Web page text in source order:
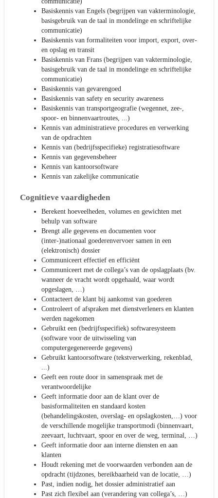
Basiskennis van Engels (begrijpen van vakterminologie,
basisgebruik van de taal in mondelinge en schriftelijke
communicatie)
Basiskennis van formaliteiten voor import, export, over-
en opslag en transit
Basiskennis van Frans (begrijpen van vakterminologie,
basisgebruik van de taal in mondelinge en schriftelijke
communicatie)
Basiskennis van gevarengoed
Basiskennis van safety en security awareness
Basiskennis van transportgeografie (wegennet, zee-,
spoor- en binnenvaartroutes, ...)
Kennis van administratieve procedures en verwerking
van de opdrachten
Kennis van (bedrijfsspecifieke) registratiesoftware
Kennis van gegevensbeheer
Kennis van kantoorsoftware
Kennis van zakelijke communicatie
Cognitieve vaardigheden
Berekent hoeveelheden, volumes en gewichten met
behulp van software
Brengt alle gegevens en documenten voor
(inter-)nationaal goederenvervoer samen in een
(elektronisch) dossier
Communiceert effectief en efficiënt
Communiceert met de collega’s van de opslagplaats (bv.
wanneer de vracht wordt opgehaald, waar wordt
opgeslagen, …)
Contacteert de klant bij aankomst van goederen
Controleert of afspraken met dienstverleners en klanten
werden nagekomen
Gebruikt een (bedrijfsspecifiek) softwaresysteem
(software voor de uitwisseling van
computergegenereerde gegevens)
Gebruikt kantoorsoftware (tekstverwerking, rekenblad,
...)
Geeft een route door in samenspraak met de
verantwoordelijke
Geeft informatie door aan de klant over de
basisformaliteiten en standaard kosten
(behandelingskosten, overslag- en opslagkosten,…) voor
de verschillende mogelijke transportmodi (binnenvaart,
zeevaart, luchtvaart, spoor en over de weg, terminal, …)
Geeft informatie door aan interne diensten en aan
klanten
Houdt rekening met de voorwaarden verbonden aan de
opdracht (tijdzones, bereikbaarheid van de locatie, …)
Past, indien nodig, het dossier administratief aan
Past zich flexibel aan (verandering van collega’s, …)